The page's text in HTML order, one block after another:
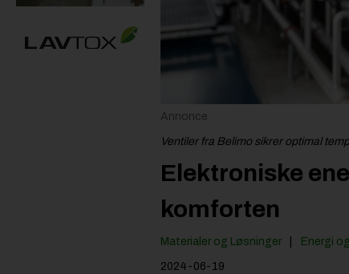
Annonce
Ventiler fra Belimo sikrer optimal
Elektroniske
komforten
Materialer og Løsninger Energi
2024-06-19